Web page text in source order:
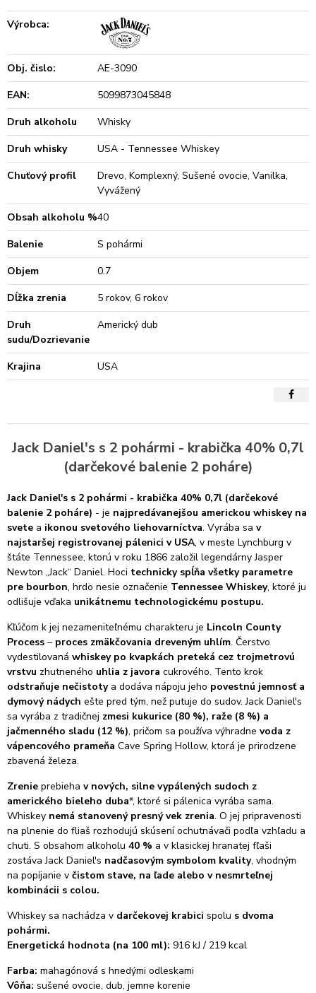
Výrobca:
Obj. čislo:
AE-3090
EAN:
5099873045848
Druh alkoholu
Whisky
Druh whisky
USA - Tennessee Whiskey
Chuťový profil
Drevo, Komplexný, Sušené ovocie, Vanilka,
Vyvážený
Obsah alkoholu %40
Balenie
S pohármi
Objem
0.7
Dĺžka zrenia
5 rokov, 6 rokov
Druh
sudu/Dozrievanie
Americký dub
Krajina USA
Jack Daniel's s 2 pohármi - krabička 40% 0,7l
(darčekové balenie 2 poháre)
Jack Daniel's s 2 pohármi - krabička 40% 0,7l (darčekové
balenie 2 poháre) - je najpredávanejšou americkou whiskey na
svete a ikonou svetového liehovarníctva. Vyrába sa v
najstaršej registrovanej pálenici v USA, v meste Lynchburg v
štáte Tennessee, ktorú v roku 1866 založil legendárny Jasper
Newton „Jack“ Daniel. Hoci technicky spĺňa všetky parametre
pre bourbon, hrdo nesie označenie Tennessee Whiskey, ktoré ju
odlišuje vďaka unikátnemu technologickému postupu.
Kľúčom k jej nezameniteľnému charakteru je Lincoln County
Process – proces zmäkčovania dreveným uhlím. Čerstvo
vydestilovaná whiskey po kvapkách preteká cez trojmetrovú
vrstvu zhutneného uhlia z javora cukrového. Tento krok
odstraňuje nečistotya dodáva nápoju jeho povestnú jemnosť a
dymový nádych ešte pred tým, než putuje do sudov. Jack Daniel's
sa vyrába z tradičnej zmesi kukurice (80 %), raže (8 %) a
jačmenného sladu (12 %), pričom sa používa výhradne voda z
vápencového prameňa Cave Spring Hollow, ktorá je prirodzene
zbavená železa.
Zrenie prebieha v nových, silne vypálených sudoch z
amerického bieleho duba*, ktoré si pálenica vyrába sama.
Whiskey nemá stanovený presný vek zrenia. O jej pripravenosti
na plnenie do fliaš rozhodujú skúsení ochutnávači podľa vzhľadu a
chuti. S obsahom alkoholu 40 % a v klasickej hranatej fľaši
zostáva Jack Daniel's nadčasovým symbolom kvality, vhodným
na popíjanie v čistom stave, na ľade alebo v nesmrteľnej
kombinácii s colou.
Whiskey sa nachádza v darčekovej krabici spolu s dvoma
pohármi.
Energetická hodnota (na 100 ml): 916 kJ / 219 kcal
Farba: mahagónová s hnedými odleskami
Vôňa: sušené ovocie, dub, jemne korenie